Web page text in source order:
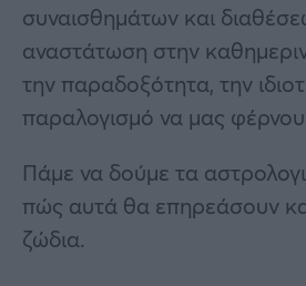
συναισθημάτων και
αναστάτωση στην
την παραδοξότητα, την
παραλογισμό να μας
Πάμε να δούμε τα
πώς αυτά θα επηρεάσουν
ζώδια.